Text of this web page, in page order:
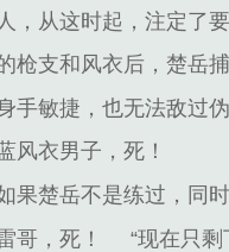
，从这时起，注定了
枪支和风衣后，楚岳
手敏捷，也无法敌过
风衣男子，死！
果楚岳不是练过，同
哥，死！
“现在只